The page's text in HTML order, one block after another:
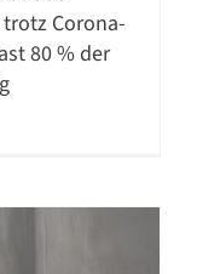
Corona-
80 % der